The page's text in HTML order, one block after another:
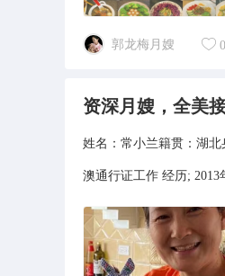
郭龙梅月嫂 0
资深月嫂，全美
姓名：常小兰籍贯：湖
澳通行证工作 经历;